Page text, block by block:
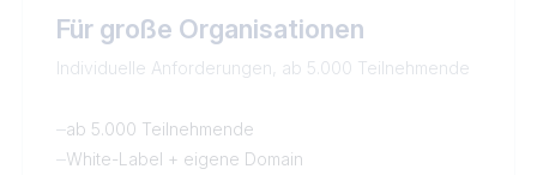
Für große Organisationen
Individuelle Anforderungen, ab 5.000 Teilnehmende
–ab 5.000 Teilnehmende
–White-Label + eigene Domain